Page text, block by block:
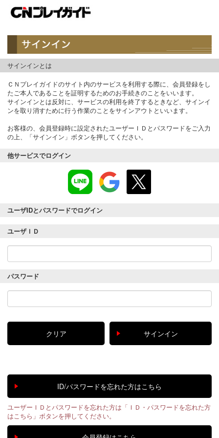
サインインとは
ＣＮプレイガイドのサイト内のサービスを利用する際に、会員登録をし
たご本人であることを証明するためのお手続きのことをいいます。
サインインとは反対に、サービスの利用を終了するときなど、サインイ
ンを取り消すために行う作業のことをサインアウトといいます。
お客様の、会員登録時に設定されたユーザーＩＤとパスワードをご入力
の上、「サインイン」ボタンを押してください。
他サービスでログイン
ユーザIDとパスワードでログイン
ユーザＩＤ
パスワード
ユーザーＩＤとパスワードを忘れた方は「ＩＤ・パスワードを忘れた方
はこちら」ボタンを押してください。